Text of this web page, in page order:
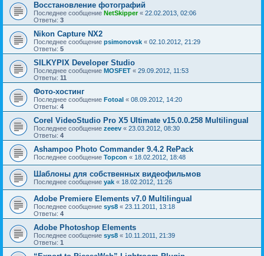
Восстановление фотографий
Последнее сообщение NetSkipper« 22.02.2013, 02:06
Ответы: 3
Nikon Capture NX2
Последнее сообщение psimonovsk « 02.10.2012, 21:29
Ответы: 5
SILKYPIX Developer Studio
Последнее сообщение MOSFET « 29.09.2012, 11:53
Ответы: 11
Фото-хостинг
Последнее сообщение Fotoal « 08.09.2012, 14:20
Ответы: 4
Corel VideoStudio Pro X5 Ultimate v15.0.0.258 Multilingual
Последнее сообщение zeeev « 23.03.2012, 08:30
Ответы: 4
Ashampoo Photo Commander 9.4.2 RePack
Последнее сообщение Topcon « 18.02.2012, 18:48
Шаблоны для собственных видеофильмов
Последнее сообщение yak « 18.02.2012, 11:26
Adobe Premiere Elements v7.0 Multilingual
Последнее сообщение sys8 « 23.11.2011, 13:18
Ответы: 4
Adobe Photoshop Elements
Последнее сообщение sys8 « 10.11.2011, 21:39
Ответы: 1